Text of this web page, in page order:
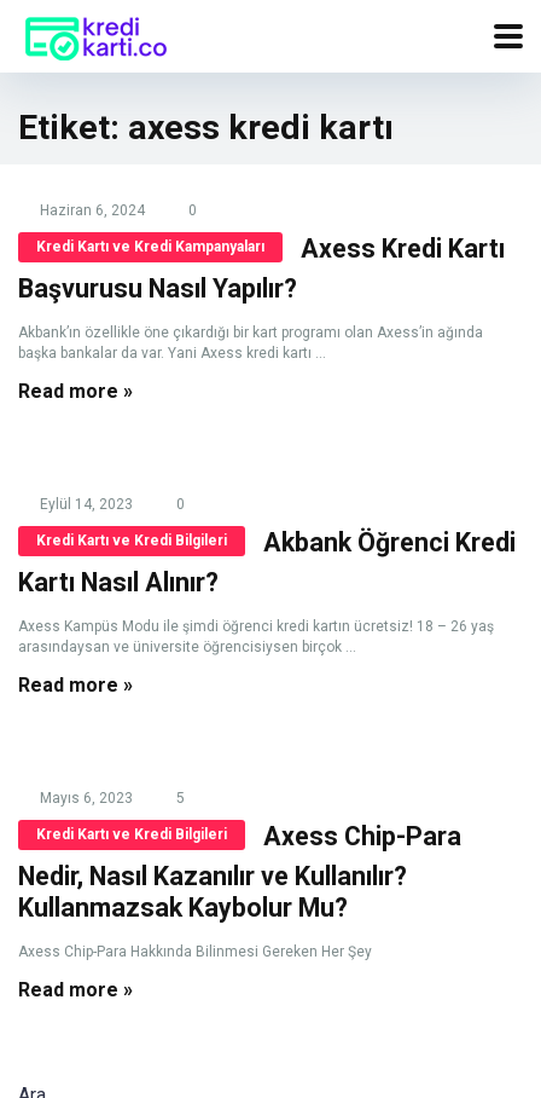
Etiket: axess kredi kartı
Haziran 6, 2024 0
Kredi Kartı ve Kredi Kampanyaları
Axess Kredi Kartı
Başvurusu Nasıl Yapılır?
Akbank’ın özellikle öne çıkardığı bir kart programı olan Axess’in ağında
başka bankalar da var. Yani Axess kredi kartı ...
Read more »
Eylül 14, 2023 0
Kredi Kartı ve Kredi Bilgileri
Akbank Öğrenci Kredi
Kartı Nasıl Alınır?
Axess Kampüs Modu ile şimdi öğrenci kredi kartın ücretsiz! 18 – 26 yaş
arasındaysan ve üniversite öğrencisiysen birçok ...
Read more »
Mayıs 6, 2023 5
Kredi Kartı ve Kredi Bilgileri
Axess Chip-Para
Nedir, Nasıl Kazanılır ve Kullanılır?
Kullanmazsak Kaybolur Mu?
Axess Chip-Para Hakkında Bilinmesi Gereken Her Şey
Read more »